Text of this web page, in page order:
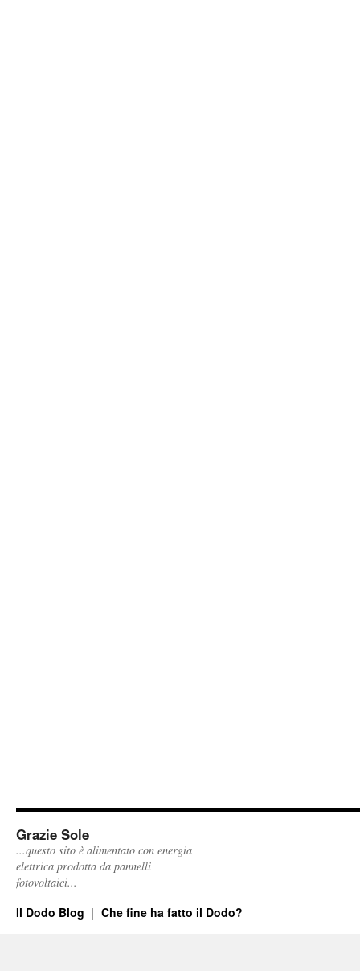
Grazie Sole
...questo sito è alimentato con energia
elettrica prodotta da pannelli
fotovoltaici...
Il Dodo Blog Che fine ha fatto il Dodo?